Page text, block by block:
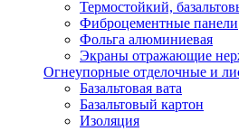
Термостойкий,
Фиброцементные панели
Фольга алюминиевая
Экраны отражающие
Огнеупорные отделочные и
Базальтовая вата
Базальтовый картон
Изоляция